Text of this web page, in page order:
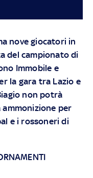
nove giocatori in
del campionato di
Immobile e
la gara tra Lazio e
non potrà
per
e i rossoneri di